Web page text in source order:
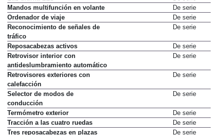
Luz diurna LED
De serie
Mandos multifunción en volante
De serie
Ordenador de viaje
De serie
Reconocimiento de señales de
tráfico
Reposacabezas activos
De serie
Retrovisor interior con
antideslumbramiento automático
Retrovisores exteriores con
calefacción
Selector de modos de
conducción
Termómetro exterior
De serie
Tracción a las cuatro ruedas
De serie